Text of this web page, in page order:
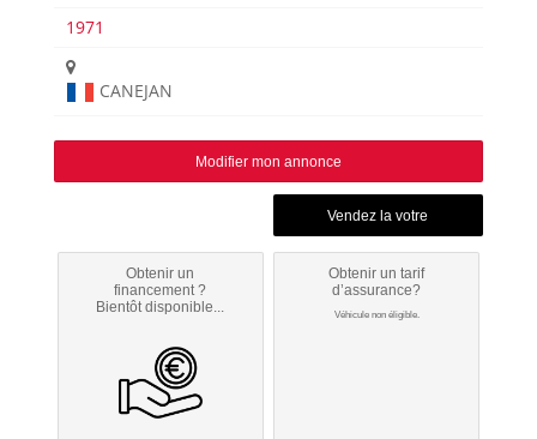
1971
CANEJAN
Modifier mon annonce
Obtenir un
financement ?
Bientôt disponible...
Obtenir un tarif
d’assurance?
Véhicule non éligible.